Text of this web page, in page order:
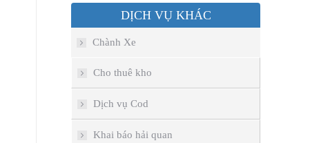
DỊCH VỤ KHÁC
Chành Xe
Cho thuê kho
Dịch vụ Cod
Khai báo hải quan